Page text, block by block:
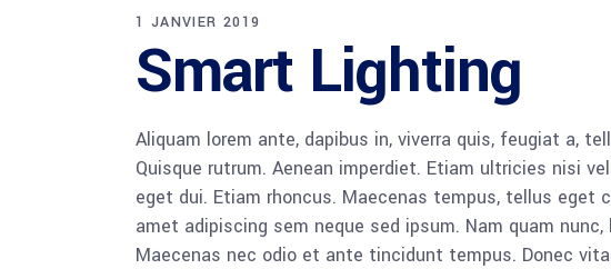
1 JANVIER 2019
Smart Lighting
Aliquam lorem ante, dapibus in, viverra quis, feugiat a,
Quisque rutrum. Aenean imperdiet. Etiam ultricies nisi
eget dui. Etiam rhoncus. Maecenas tempus, tellus eget
amet adipiscing sem neque sed ipsum. Nam quam
Maecenas nec odio et ante tincidunt tempus. Donec